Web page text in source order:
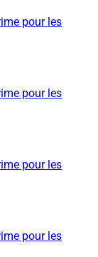
pour les
pour les
pour les
pour les